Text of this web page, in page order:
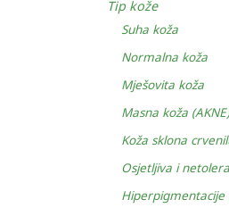
Tip kože
Suha koža
Normalna koža
Mješovita koža
Masna koža (AKNE)
Koža sklona
Osjetljiva i
Hiperpigmentacije